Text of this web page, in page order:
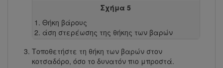
Σχήμα 5
Θήκη βάρους
άση στερέωσης της θήκης των βαρών
Τοποθετήστε τη θήκη των βαρών στον
κοτσαδόρο, όσο το δυνατόν πιο μπροστά.